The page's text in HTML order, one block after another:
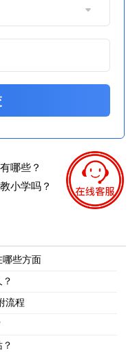
哪些？
小学吗？
些方面
流程